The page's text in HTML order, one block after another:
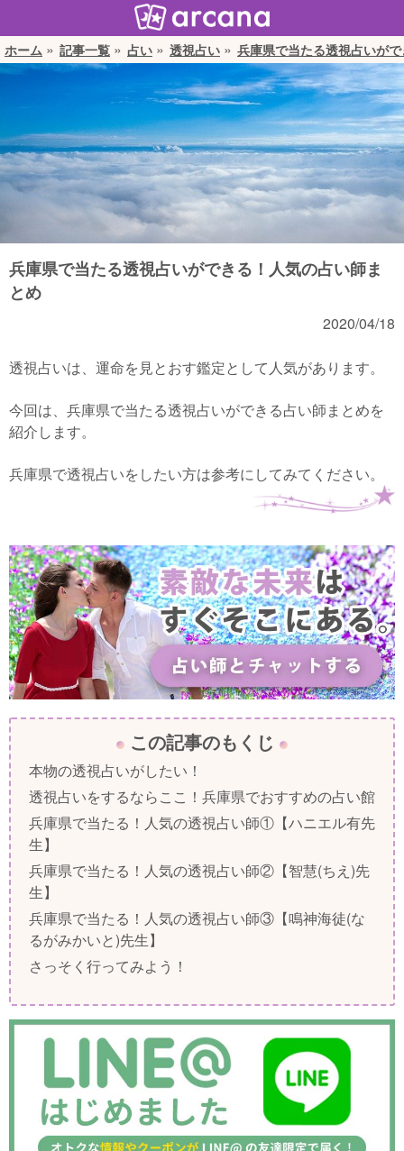
ホーム 記事一覧 占い 透視占い 兵庫県で当たる透視占いが
兵庫県で当たる透視占いができる！人気の占い師ま
とめ
2020/04/18
透視占いは、運命を見とおす鑑定として人気があります。
今回は、兵庫県で当たる透視占いができる占い師まとめを
紹介します。
兵庫県で透視占いをしたい方は参考にしてみてください。
この記事のもくじ
本物の透視占いがしたい！
透視占いをするならここ！兵庫県でおすすめの占い館
兵庫県で当たる！人気の透視占い師①【ハニエル有先
生】
兵庫県で当たる！人気の透視占い師②【智慧(ちえ)先
生】
兵庫県で当たる！人気の透視占い師③【鳴神海徒(な
るがみかいと)先生】
さっそく行ってみよう！